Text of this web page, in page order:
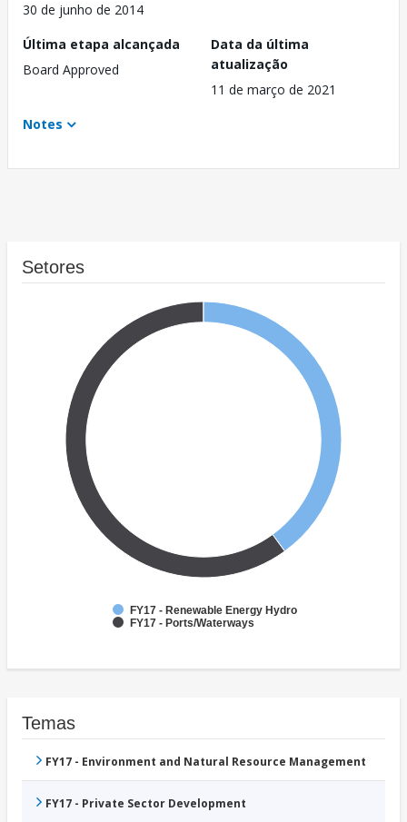
30 de junho de 2014
Última etapa alcançada
Board Approved
Data da última
atualização
11 de março de 2021
Notes
Setores
FY17 - Renewable Energy Hydro
FY17 - Ports/Waterways
Temas
FY17 - Environment and Natural Resource Management
FY17 - Private Sector Development